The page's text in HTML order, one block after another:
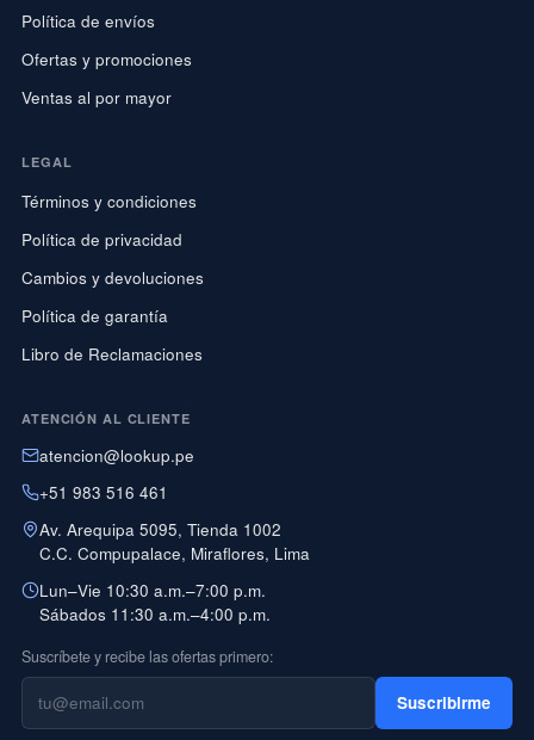
Política de envíos
Ofertas y promociones
Ventas al por mayor
LEGAL
Términos y condiciones
Política de privacidad
Cambios y devoluciones
Política de garantía
Libro de Reclamaciones
ATENCIÓN AL CLIENTE
atencion@lookup.pe
+51 983 516 461
Av. Arequipa 5095, Tienda 1002
C.C. Compupalace, Miraflores, Lima
Lun–Vie 10:30 a.m.–7:00 p.m.
Sábados 11:30 a.m.–4:00 p.m.
Suscríbete y recibe las ofertas primero:
Suscribirme